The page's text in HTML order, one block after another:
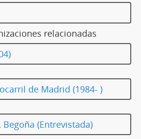
relacionadas
de Madrid (1984- )
Begoña (Entrevistada)